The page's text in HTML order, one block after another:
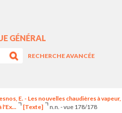
GÉNÉRAL
RECHERCHE AVANCÉE
E. - Les nouvelles chaudières à vapeur,
l'Ex...
[Texte] n.n. - vue 178/178